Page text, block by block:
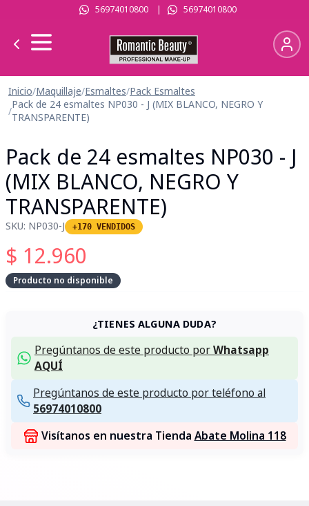
56974010800| 56974010800
Inicio/Maquillaje/Esmaltes/Pack Esmaltes
/Pack de 24 esmaltes NP030 - J (MIX BLANCO, NEGRO Y
TRANSPARENTE)
Pack de 24 esmaltes NP030 - J
(MIX BLANCO, NEGRO Y
TRANSPARENTE)
SKU: NP030-J +170 VENDIDOS
$ 12.960
Producto no disponible
¿TIENES ALGUNA DUDA?
Pregúntanos de este producto porWhatsapp
AQUÍ
Pregúntanos de este producto por teléfono al
56974010800
Visítanos en nuestra Tienda Abate Molina 118